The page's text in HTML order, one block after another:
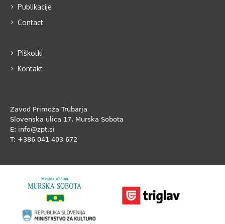
Publikacije
Contact
Piškotki
Kontakt
Zavod Primoža Trubarja
Slovenska ulica 17, Murska Sobota
E: info@zpt.si
T: +386 041 403 672